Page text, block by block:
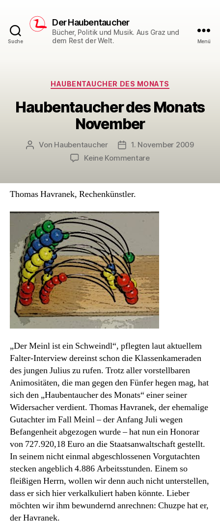
Suche
Der Haubentaucher
Bücher, Politik und Musik. Aus Graz und
dem Rest der Welt.
Menü
Kategorien
HAUBENTAUCHER DES MONATS
Haubentaucher des Monats
November
Beitragsautor
Von Haubentaucher Veröffentlichungsdatum
1. November 2009
Keine Kommentarezu
Thomas Havranek, Rechenkünstler.
„Der Meinl ist ein Schweindl“, pflegten laut aktuellem
Falter-Interview dereinst schon die Klassenkameraden
des jungen Julius zu rufen. Trotz aller vorstellbaren
Animositäten, die man gegen den Fünfer hegen mag, hat
sich den „Haubentaucher des Monats“ einer seiner
Widersacher verdient. Thomas Havranek, der ehemalige
Gutachter im Fall Meinl – der Anfang Juli wegen
Befangenheit abgezogen wurde – hat nun ein Honorar
von 727.920,18 Euro an die Staatsanwaltschaft gestellt.
In seinem nicht einmal abgeschlossenen Vorgutachten
stecken angeblich 4.886 Arbeitsstunden. Einem so
fleißigen Herrn, wollen wir denn auch nicht unterstellen,
dass er sich hier verkalkuliert haben könnte. Lieber
möchten wir ihm bewundernd anrechnen: Chuzpe hat er,
der Havranek.